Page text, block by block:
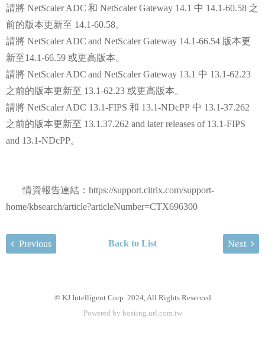
請將 NetScaler ADC 和 NetScaler Gateway 14.1 中 14.1-60.58 之
前的版本更新至 14.1-60.58。
請將 NetScaler ADC and NetScaler Gateway 14.1-66.54 版本更
新至14.1-66.59 或更高版本。
請將 NetScaler ADC and NetScaler Gateway 13.1 中 13.1-62.23
之前的版本更新至 13.1-62.23 或更高版本。
請將 NetScaler ADC 13.1-FIPS 和 13.1-NDcPP 中 13.1-37.262
之前的版本更新至 13.1.37.262 and later releases of 13.1-FIPS
and 13.1-NDcPP。
情資報告連結：https://support.citrix.com/support-
home/kbsearch/article?articleNumber=CTX696300
Previous Back to List Next
© KJ Intelligent Corp. 2024, All Rights Reserved
Powered by hosting.url.com.tw